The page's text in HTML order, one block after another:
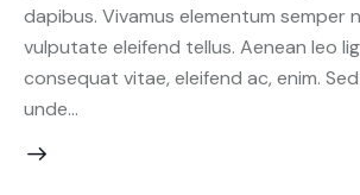
dapibus. Vivamus elementum semper
vulputate eleifend tellus. Aenean leo
consequat vitae, eleifend ac, enim.
unde…